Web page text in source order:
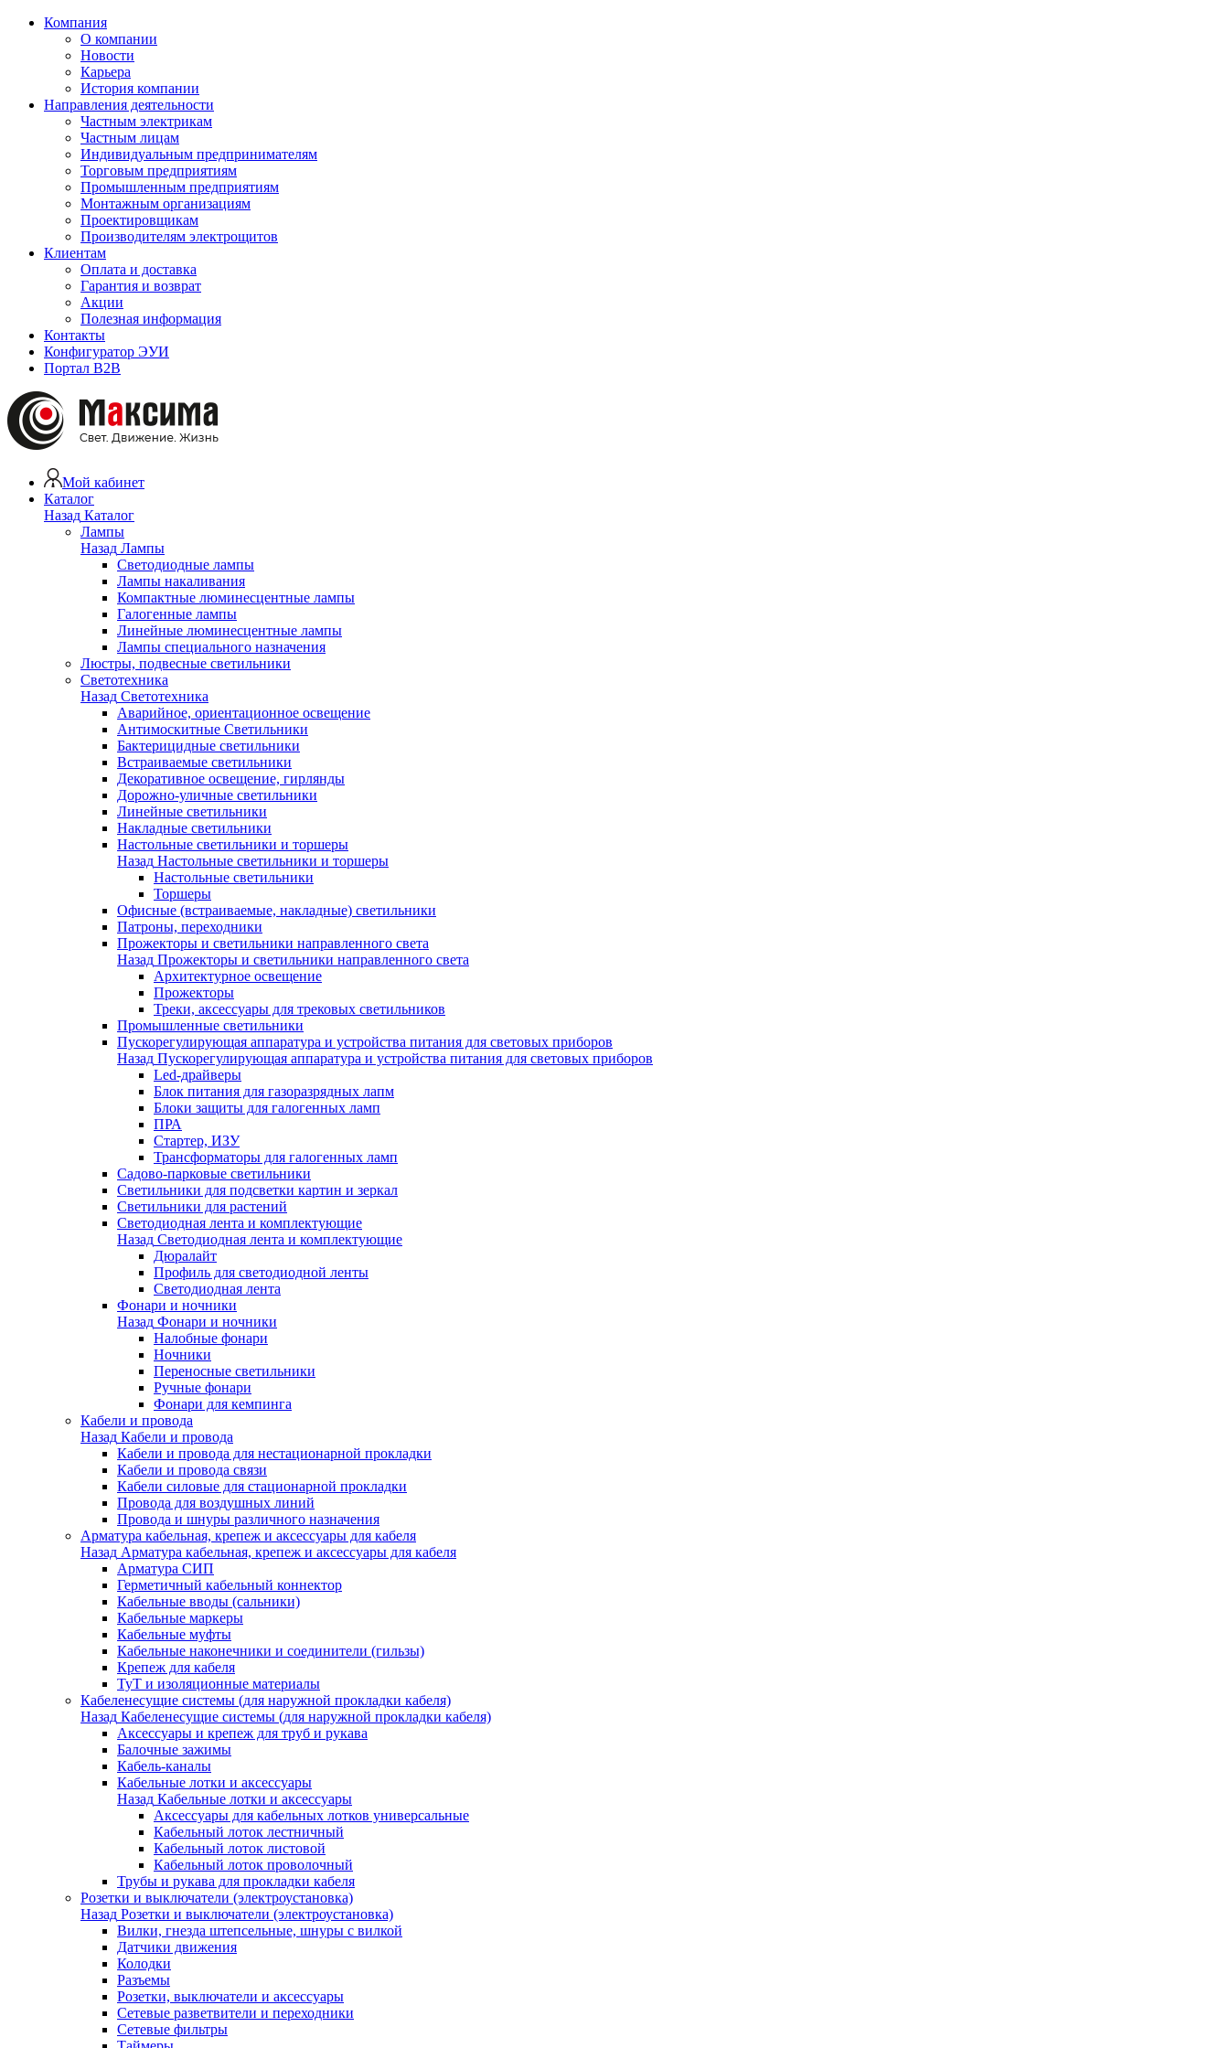
Компания
О компании
Новости
Карьера
История компании
Направления деятельности
Частным электрикам
Частным лицам
Индивидуальным предпринимателям
Торговым предприятиям
Промышленным предприятиям
Монтажным организациям
Проектировщикам
Производителям электрощитов
Клиентам
Оплата и доставка
Гарантия и возврат
Акции
Полезная информация
Контакты
Конфигуратор ЭУИ
Портал B2B
Мой кабинет
Каталог
Назад Каталог
Лампы
Назад Лампы
Светодиодные лампы
Лампы накаливания
Компактные люминесцентные лампы
Галогенные лампы
Линейные люминесцентные лампы
Лампы специального назначения
Люстры, подвесные светильники
Светотехника
Назад Светотехника
Аварийное, ориентационное освещение
Антимоскитные Светильники
Бактерицидные светильники
Встраиваемые светильники
Декоративное освещение, гирлянды
Дорожно-уличные светильники
Линейные светильники
Накладные светильники
Настольные светильники и торшеры
Назад Настольные светильники и торшеры
Настольные светильники
Торшеры
Офисные (встраиваемые, накладные) светильники
Патроны, переходники
Прожекторы и светильники направленного света
Назад Прожекторы и светильники направленного света
Архитектурное освещение
Прожекторы
Треки, аксессуары для трековых светильников
Промышленные светильники
Пускорегулирующая аппаратура и устройства питания для световых приборов
Назад Пускорегулирующая аппаратура и устройства питания для световых приборов
Led-драйверы
Блок питания для газоразрядных лапм
Блоки защиты для галогенных ламп
ПРА
Стартер, ИЗУ
Трансформаторы для галогенных ламп
Садово-парковые светильники
Светильники для подсветки картин и зеркал
Светильники для растений
Светодиодная лента и комплектующие
Назад Светодиодная лента и комплектующие
Дюралайт
Профиль для светодиодной ленты
Светодиодная лента
Фонари и ночники
Назад Фонари и ночники
Налобные фонари
Ночники
Переносные светильники
Ручные фонари
Фонари для кемпинга
Кабели и провода
Назад Кабели и провода
Кабели и провода для нестационарной прокладки
Кабели и провода связи
Кабели силовые для стационарной прокладки
Провода для воздушных линий
Провода и шнуры различного назначения
Арматура кабельная, крепеж и аксессуары для кабеля
Назад Арматура кабельная, крепеж и аксессуары для кабеля
Арматура СИП
Герметичный кабельный коннектор
Кабельные вводы (сальники)
Кабельные маркеры
Кабельные муфты
Кабельные наконечники и соединители (гильзы)
Крепеж для кабеля
ТуТ и изоляционные материалы
Кабеленесущие системы (для наружной прокладки кабеля)
Назад Кабеленесущие системы (для наружной прокладки кабеля)
Аксессуары и крепеж для труб и рукава
Балочные зажимы
Кабель-каналы
Кабельные лотки и аксессуары
Назад Кабельные лотки и аксессуары
Аксессуары для кабельных лотков универсальные
Кабельный лоток лестничный
Кабельный лоток листовой
Кабельный лоток проволочный
Трубы и рукава для прокладки кабеля
Розетки и выключатели (электроустановка)
Назад Розетки и выключатели (электроустановка)
Вилки, гнезда штепсельные, шнуры с вилкой
Датчики движения
Колодки
Разъемы
Розетки, выключатели и аксессуары
Сетевые разветвители и переходники
Сетевые фильтры